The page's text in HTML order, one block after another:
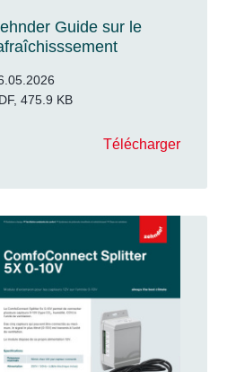
Guide sur le
475.9 KB
Télécharger